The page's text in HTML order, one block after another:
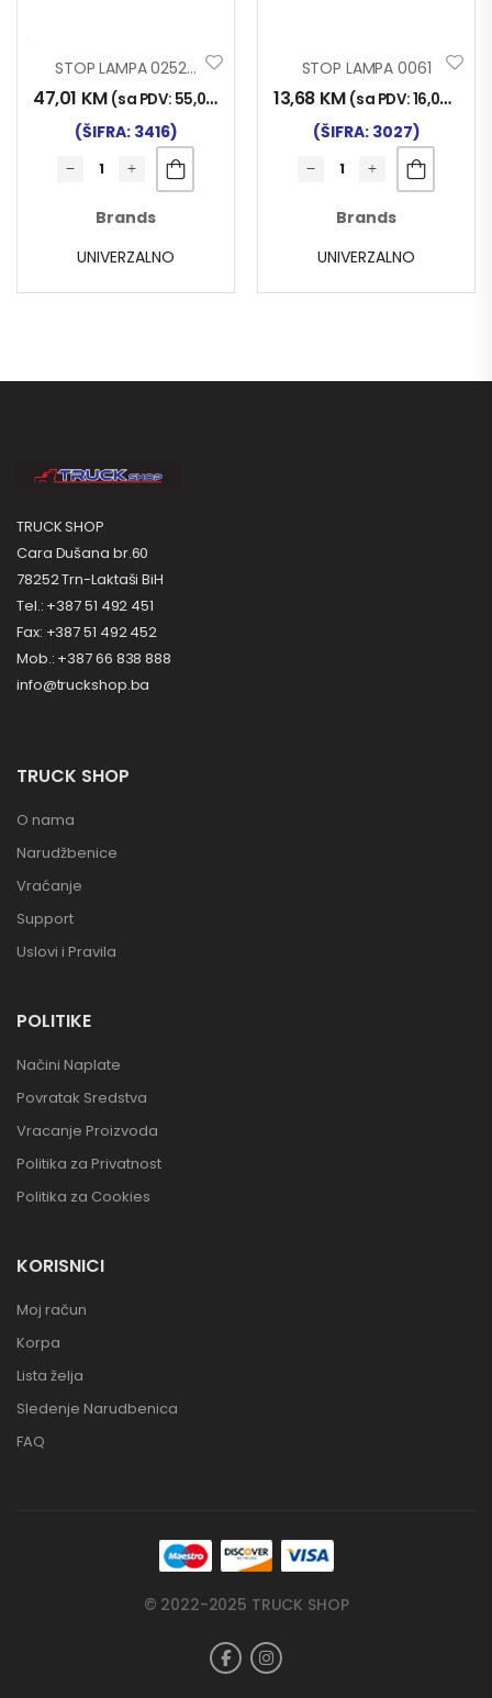
STOP LAMPA 0252 LED BIJELA
47,01 KM (sa PDV: 55,00
(ŠIFRA: 3416)
Brands
UNIVERZALNO
STOP LAMPA 0061
13,68 KM (sa PDV:16,00
(ŠIFRA: 3027)
Brands
UNIVERZALNO
TRUCK SHOP
Cara Dušana br.60
78252 Trn-Laktaši BiH
Tel.: +387 51 492 451
Fax: +387 51 492 452
Mob.: +387 66 838 888
info@truckshop.ba
TRUCK SHOP
O nama
Narudžbenice
Vraćanje
Support
Uslovi i Pravila
POLITIKE
Načini Naplate
Povratak Sredstva
Vracanje Proizvoda
Politika za Privatnost
Politika za Cookies
KORISNICI
Moj račun
Korpa
Lista želja
Sledenje Narudbenica
FAQ
© 2022-2025 TRUCK SHOP